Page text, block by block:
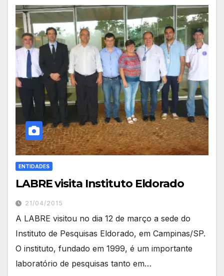
ENTIDADES
LABRE visita Instituto Eldorado
21/04/2015
A LABRE visitou no dia 12 de março a sede do
Instituto de Pesquisas Eldorado, em Campinas/SP.
O instituto, fundado em 1999, é um importante
laboratório de pesquisas tanto em…